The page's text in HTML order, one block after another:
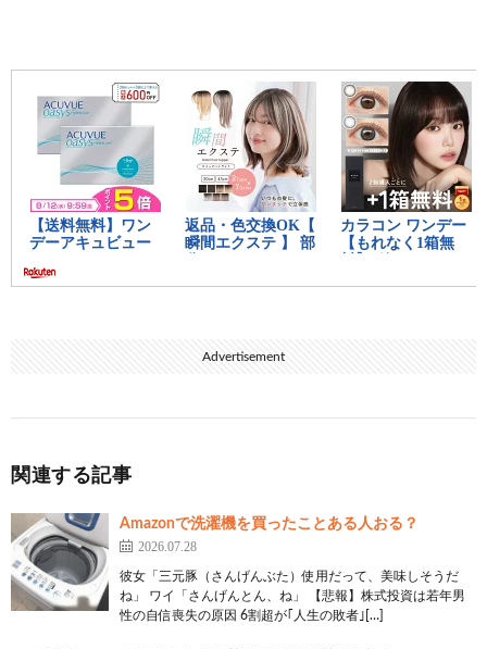
Advertisement
関連する記事
Amazonで洗濯機を買ったことある人おる？
2026.07.28
彼女「三元豚（さんげんぶた）使用だって、美味しそうだ
ね」 ワイ「さんげんとん、ね」 【悲報】株式投資は若年男
性の自信喪失の原因 6割超が｢人生の敗者｣[…]